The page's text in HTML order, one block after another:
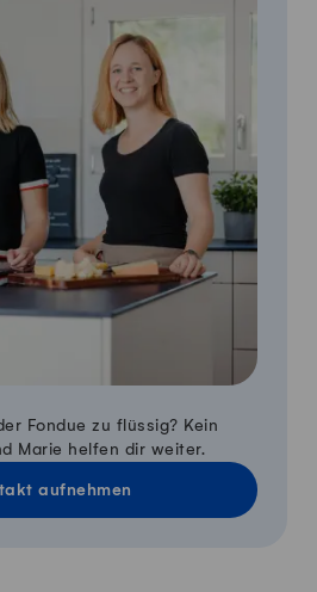
Fondue zu flüssig? Kein
Marie helfen dir weiter.
aufnehmen